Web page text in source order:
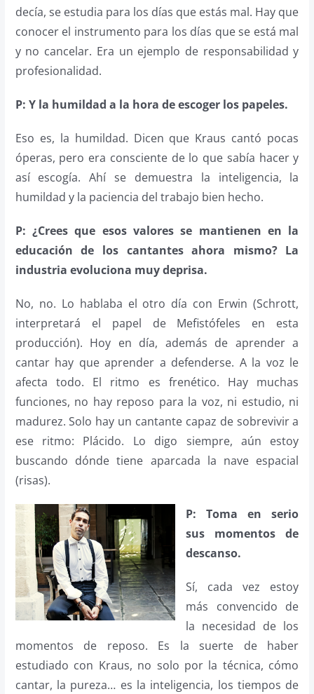
decía, se estudia para los días que estás mal. Hay que
conocer el instrumento para los días que se está mal
y no cancelar. Era un ejemplo de responsabilidad y
profesionalidad.
P: Y la humildad a la hora de escoger los papeles.
Eso es, la humildad. Dicen que Kraus cantó pocas
óperas, pero era consciente de lo que sabía hacer y
así escogía. Ahí se demuestra la inteligencia, la
humildad y la paciencia del trabajo bien hecho.
P: ¿Crees que esos valores se mantienen en la
educación de los cantantes ahora mismo? La
industria evoluciona muy deprisa.
No, no. Lo hablaba el otro día con Erwin (Schrott,
interpretará el papel de Mefistófeles en esta
producción). Hoy en día, además de aprender a
cantar hay que aprender a defenderse. A la voz le
afecta todo. El ritmo es frenético. Hay muchas
funciones, no hay reposo para la voz, ni estudio, ni
madurez. Solo hay un cantante capaz de sobrevivir a
ese ritmo: Plácido. Lo digo siempre, aún estoy
buscando dónde tiene aparcada la nave espacial
(risas).
P: Toma en serio
sus momentos de
descanso.
Sí, cada vez estoy
más convencido de
la necesidad de los
momentos de reposo. Es la suerte de haber
estudiado con Kraus, no solo por la técnica, cómo
cantar, la pureza… es la inteligencia, los tiempos de